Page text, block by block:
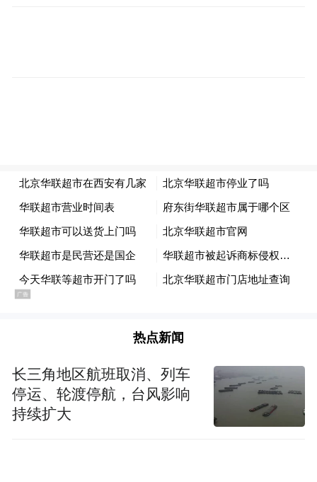
西部陆海新通道中老泰马跨境铁路班列在小南垭
热点新闻
长三角地区航班取消、列车
停运、轮渡停航，台风影响
持续扩大